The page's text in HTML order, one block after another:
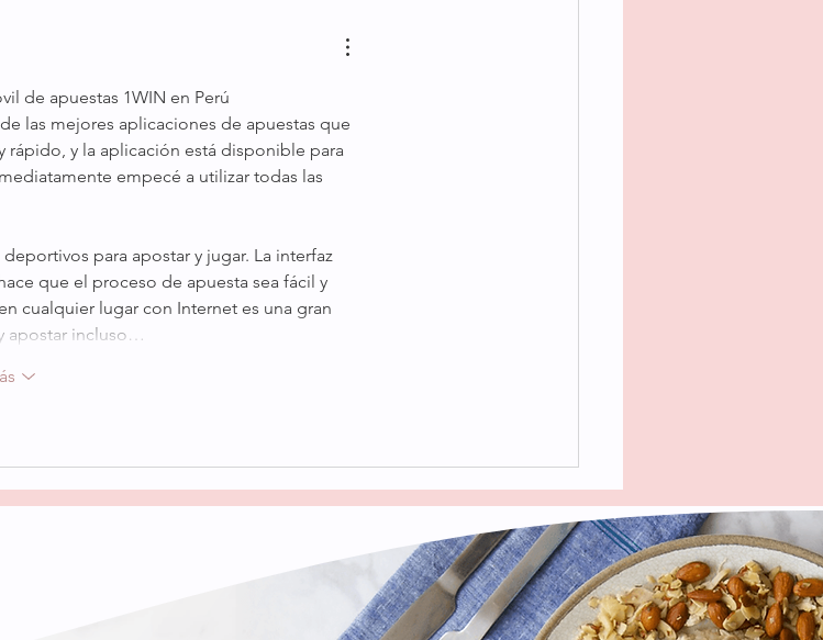
y lleno de frutas
de apuestas 1WIN en Perú
las mejores aplicaciones de apuestas que
y la aplicación está disponible para
empecé a utilizar todas las
para apostar y jugar. La interfaz
que el proceso de apuesta sea fácil y
cualquier lugar con Internet es una gran
apostar incluso…